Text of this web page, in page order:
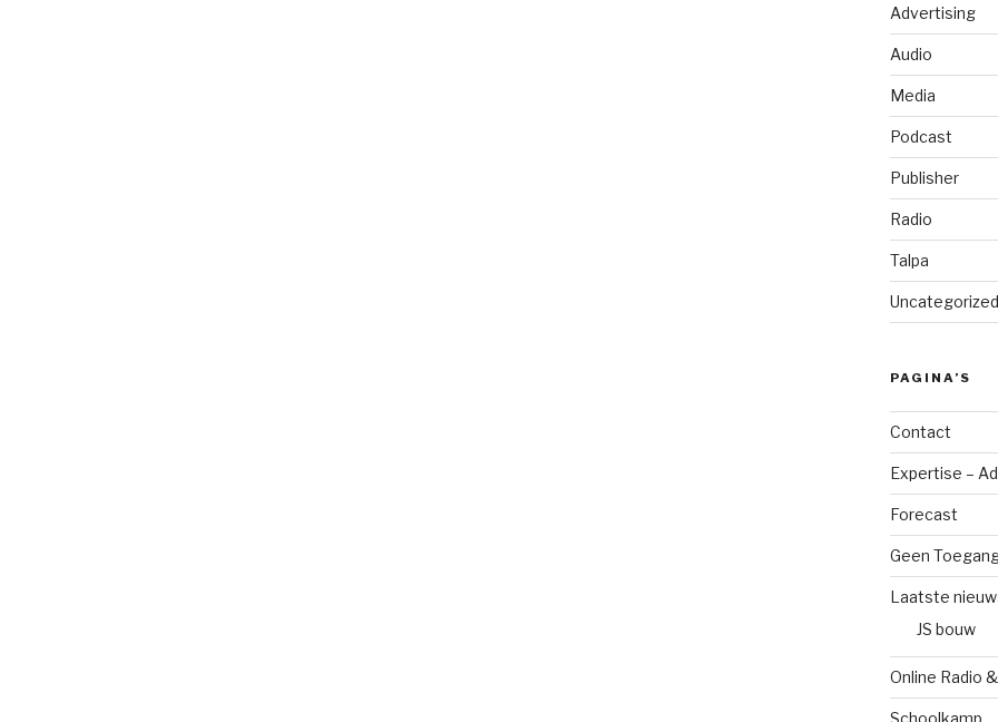
Advertising
Audio
Media
Podcast
Publisher
Radio
Talpa
Uncategorized
PAGINA’S
Contact
Expertise –
Forecast
Geen
Laatste
JS bouw
Online Radio
Schoolkamp